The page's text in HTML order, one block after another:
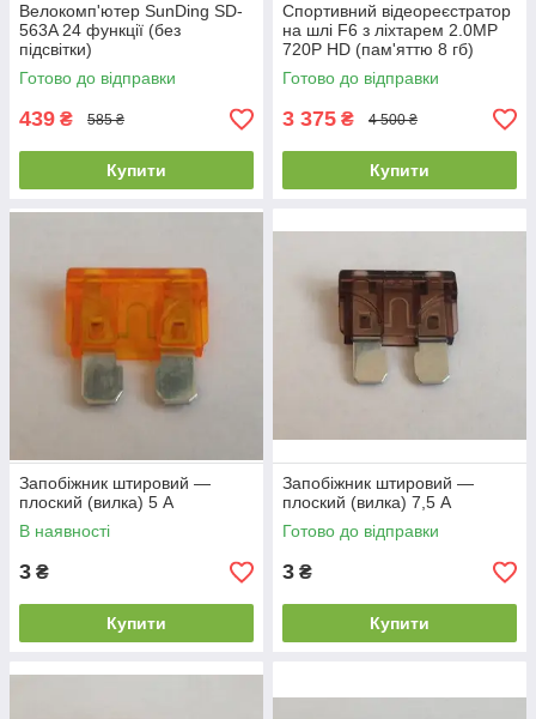
Велокомп'ютер SunDing SD-
563A 24 функції (без
підсвітки)
Готово до відправки
439 ₴ 585 ₴
Купити
Спортивний відеореєстратор
на шлі F6 з ліхтарем 2.0MP
720P HD (пам'яттю 8 гб)
Готово до відправки
3 375 ₴ 4 500 ₴
Купити
Запобіжник штировий —
плоский (вилка) 5 А
В наявності
3 ₴
Купити
Запобіжник штировий —
плоский (вилка) 7,5 А
Готово до відправки
3 ₴
Купити